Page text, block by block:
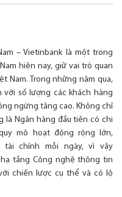
– Vietinbank là một trong
hiện nay, giữ vai trò quan
Nam. Trong những năm qua,
số lượng các khách hàng
ngừng tăng cao. Không chỉ
là Ngân hàng đầu tiên có chi
mô hoạt động rộng lớn,
tài chính mỗi ngày, vì vậy
tầng Công nghệ thông tin
chiến lược cụ thể và có lộ